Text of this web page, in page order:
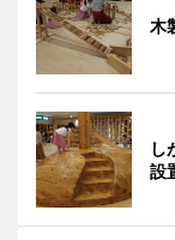
木
し
設